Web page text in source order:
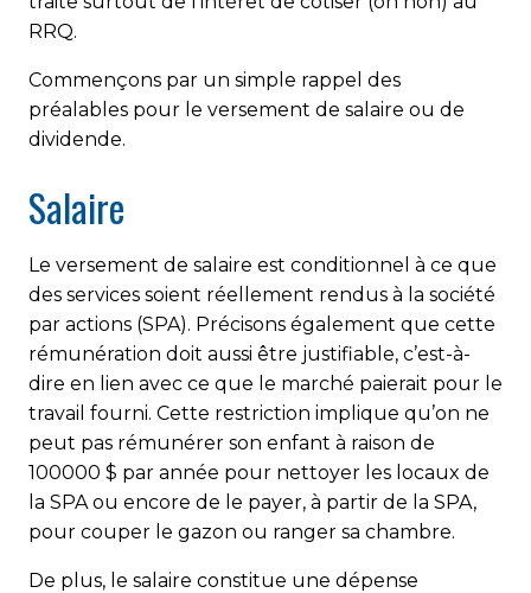
RRQ.
Commençons par un simple rappel des
préalables pour le versement de salaire ou de
dividende.
Salaire
Le versement de salaire est conditionnel à ce que
des services soient réellement rendus à la société
par actions (SPA). Précisons également que cette
rémunération doit aussi être justifiable, c’est-à-
dire en lien avec ce que le marché paierait pour le
travail fourni. Cette restriction implique qu’on ne
peut pas rémunérer son enfant à raison de
100000 $ par année pour nettoyer les locaux de
la SPA ou encore de le payer, à partir de la SPA,
pour couper le gazon ou ranger sa chambre.
De plus, le salaire constitue une dépense